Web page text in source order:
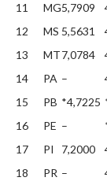
11
MG5,7909
12
MS 5,5631
13
MT7,0784
14
PA –
15
PB *4,7225
16
PE –
17
PI 7,2000
18
PR –